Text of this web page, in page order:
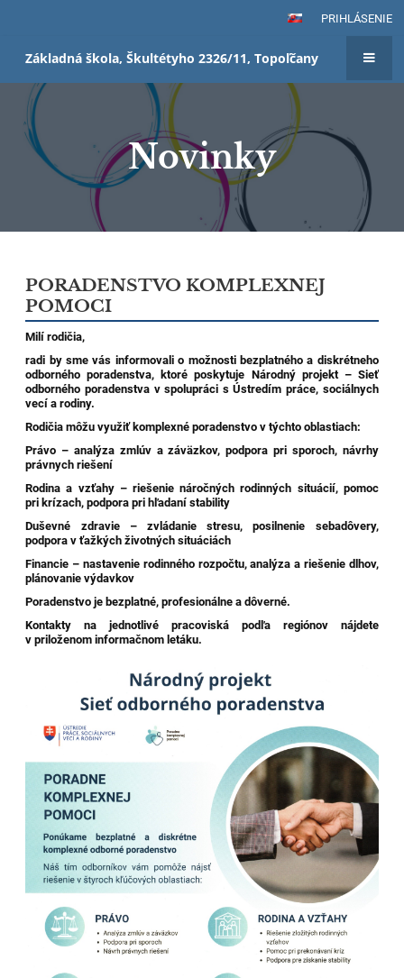
PRIHLÁSENIE
Základná škola, Škultétyho 2326/11, Topoľčany
Novinky
PORADENSTVO KOMPLEXNEJ
POMOCI
Milí rodičia,
radi by sme vás informovali o možnosti bezplatného a diskrétneho
odborného poradenstva, ktoré poskytuje Národný projekt – Sieť
odborného poradenstva v spolupráci s Ústredím práce, sociálnych
vecí a rodiny.
Rodičia môžu využiť komplexné poradenstvo v týchto oblastiach:
Právo – analýza zmlúv a záväzkov, podpora pri sporoch, návrhy
právnych riešení
Rodina a vzťahy – riešenie náročných rodinných situácií, pomoc
pri krízach, podpora pri hľadaní stability
Duševné zdravie – zvládanie stresu, posilnenie sebadôvery,
podpora v ťažkých životných situáciách
Financie – nastavenie rodinného rozpočtu, analýza a riešenie dlhov,
plánovanie výdavkov
Poradenstvo je bezplatné, profesionálne a dôverné.
Kontakty na jednotlivé pracoviská podľa regiónov nájdete
v priloženom informačnom letáku.